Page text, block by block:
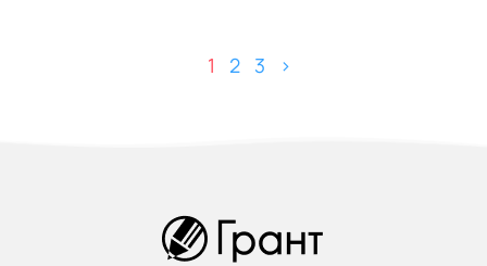
1 2 3 >